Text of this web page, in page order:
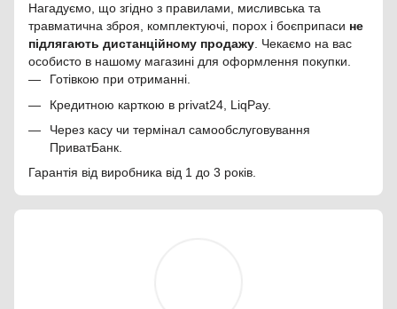
Нагадуємо, що згідно з правилами, мисливська та
травматична зброя, комплектуючі, порох і боєприпаси не
підлягають дистанційному продажу . Чекаємо на вас
особисто в нашому магазині для оформлення покупки.
Готівкою при отриманні.
Кредитною карткою в privat24, LiqPay.
Через касу чи термінал самообслуговування
ПриватБанк.
Гарантія від виробника від 1 до 3 років.